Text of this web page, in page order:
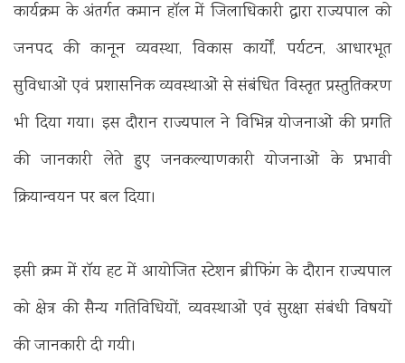
कार्यक्रम के अंतर्गत कमान हॉल में जिलाधिकारी द्वारा राज्यपाल को
जनपद की कानून व्यवस्था, विकास कार्यों, पर्यटन, आधारभूत
सुविधाओं एवं प्रशासनिक व्यवस्थाओं से संबंधित विस्तृत प्रस्तुतिकरण
भी दिया गया। इस दौरान राज्यपाल ने विभिन्न योजनाओं की प्रगति
की जानकारी लेते हुए जनकल्याणकारी योजनाओं के प्रभावी
क्रियान्वयन पर बल दिया।
इसी क्रम में रॉय हट में आयोजित स्टेशन ब्रीफिंग के दौरान राज्यपाल
को क्षेत्र की सैन्य गतिविधियों, व्यवस्थाओं एवं सुरक्षा संबंधी विषयों
की जानकारी दी गयी।